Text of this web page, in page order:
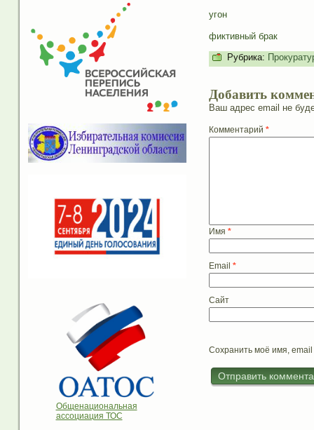
Общенациональная
ассоциация ТОС
угон
фиктивный брак
Рубрика:
Добавить
Ваш адрес email не
Комментарий *
Имя *
Email *
Сайт
Сохранить моё имя,